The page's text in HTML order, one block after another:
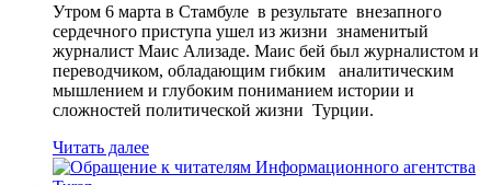
Утром 6 марта в Стамбуле в результате внезапного
сердечного приступа ушел из жизни знаменитый
журналист Маис Ализаде. Маис бей был журналистом и
переводчиком, обладающим гибким аналитическим
мышлением и глубоким пониманием истории и
сложностей политической жизни Турции.
Читать далее